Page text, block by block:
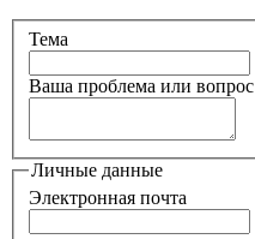
Тема
Ваша проблема или вопрос
Личные данные
Электронная почта